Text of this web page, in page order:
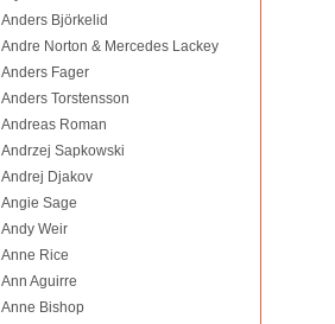
Anders Björkelid
Andre Norton & Mercedes Lackey
Anders Fager
Anders Torstensson
Andreas Roman
Andrzej Sapkowski
Andrej Djakov
Angie Sage
Andy Weir
Anne Rice
Ann Aguirre
Anne Bishop